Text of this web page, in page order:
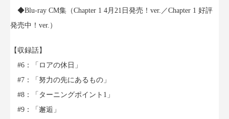
◆Blu-ray CM集（Chapter 1 4月21日発売！ver.／Chapter 1 好評
発売中！ver.）
【収録話】
#6：「ロアの休日」
#7：「努力の先にあるもの」
#8：「ターニングポイント1」
#9：「邂逅」